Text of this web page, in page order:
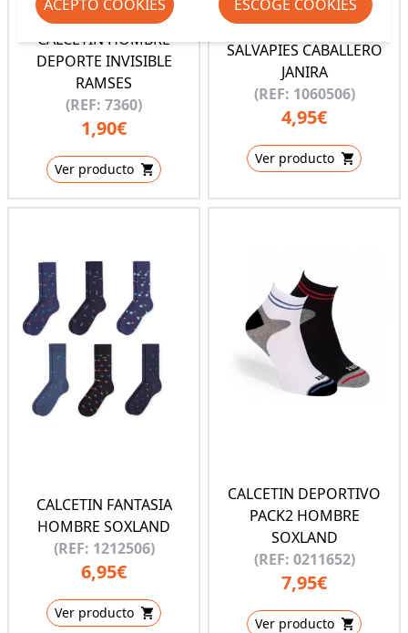
CALCETIN HOMBRE
DEPORTE INVISIBLE
RAMSES
(REF: 7360)
1,90€
Ver producto
SALVAPIES CABALLERO
JANIRA
(REF: 1060506)
4,95€
Ver producto
CALCETIN FANTASIA
HOMBRE SOXLAND
(REF: 1212506)
6,95€
Ver producto
CALCETIN DEPORTIVO
PACK2 HOMBRE
SOXLAND
(REF: 0211652)
7,95€
Ver producto
ACEPTO COOKIES ESCOGE COOKIES